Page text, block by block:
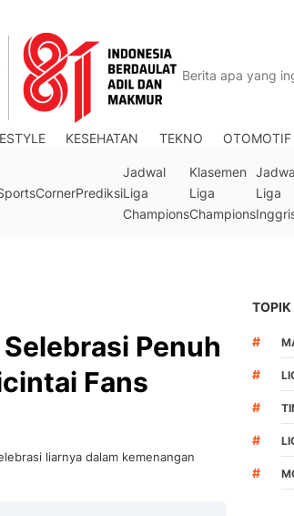
KESEHATAN TEKNO OTOMOTIF
CornerPrediksi
Jadwal
Liga
Champions
Klasemen
Liga
Champions
Liga
Penuh
Fans
liarnya dalam kemenangan
TOPIK
#
#
#
#
#